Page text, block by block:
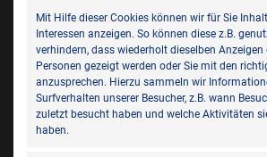
Mit Hilfe dieser Cookies können wir für Sie
Interessen anzeigen. So können diese z.B.
verhindern, dass wiederholt dieselben Anzeigen
Personen gezeigt werden oder Sie mit den
anzusprechen. Hierzu sammeln wir
Surfverhalten unserer Besucher, z.B. wann
zuletzt besucht haben und welche Aktivitäten
haben.